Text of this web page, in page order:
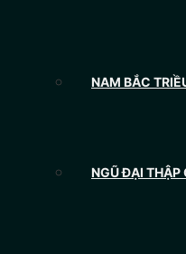
NAM BẮC
NGŨ ĐẠI THẬP